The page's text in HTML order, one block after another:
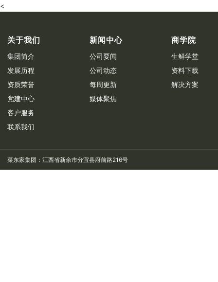
<
关于我们
集团简介
发展历程
资质荣誉
党建中心
客户服务
联系我们
新闻中心
公司要闻
公司动态
每周更新
媒体聚焦
商学院
生鲜学堂
资料下载
解决方案
菜东家集团：江西省新余市分宜县府前路216号